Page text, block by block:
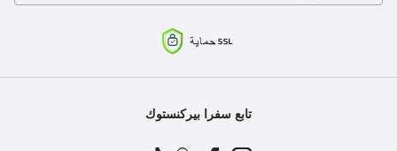
تابع سفرا بيركنستوك